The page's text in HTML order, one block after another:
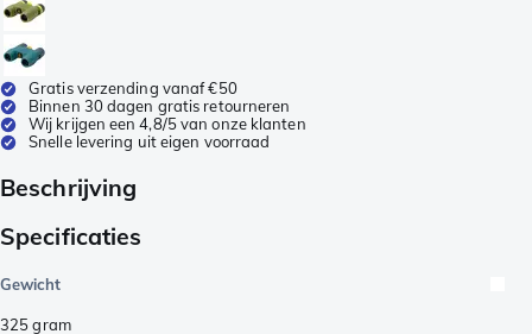
Gratis verzending vanaf €50
Binnen 30 dagen gratis retourneren
Wij krijgen een 4,8/5 van onze klanten
Snelle levering uit eigen voorraad
Beschrijving
Specificaties
Gewicht
325gram